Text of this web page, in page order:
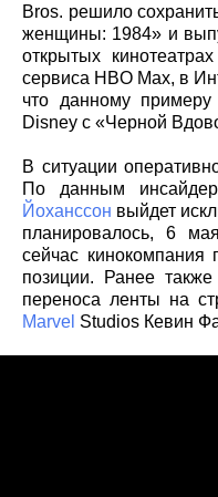
Bros. решило
женщины: 1984» и
открытых
сервиса HBO Max, в
что данному
Disney с «Черной
В ситуации
По данным
Йоханссон выйдет
планировалось, 6
сейчас кинокомпания
позиции. Ранее
переноса ленты на
Marvel Studios Кевин